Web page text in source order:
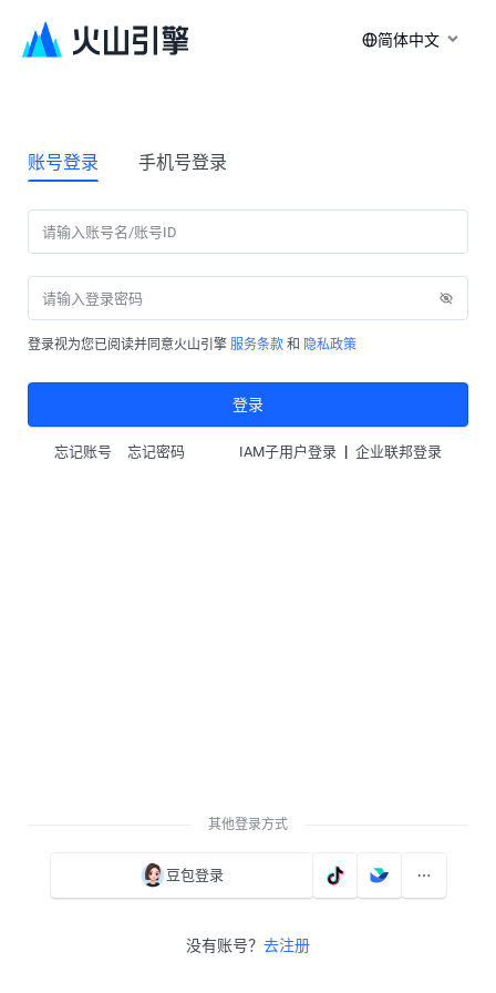
简体中文
账号登录 手机号登录
登录视为您已阅读并同意火山引擎 服务条款 和 隐私政策
登录
忘记账号 忘记密码 IAM子用户登录 | 企业联邦登录
其他登录方式
豆包登录
没有账号？ 去注册